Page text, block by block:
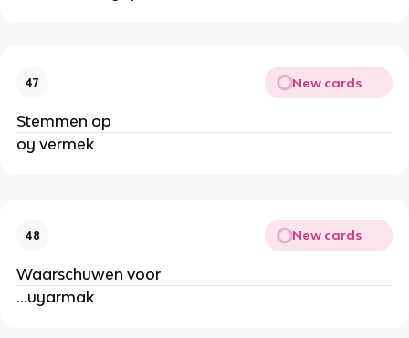
47 New cards
Stemmen op
oy vermek
48 New cards
Waarschuwen voor
…uyarmak